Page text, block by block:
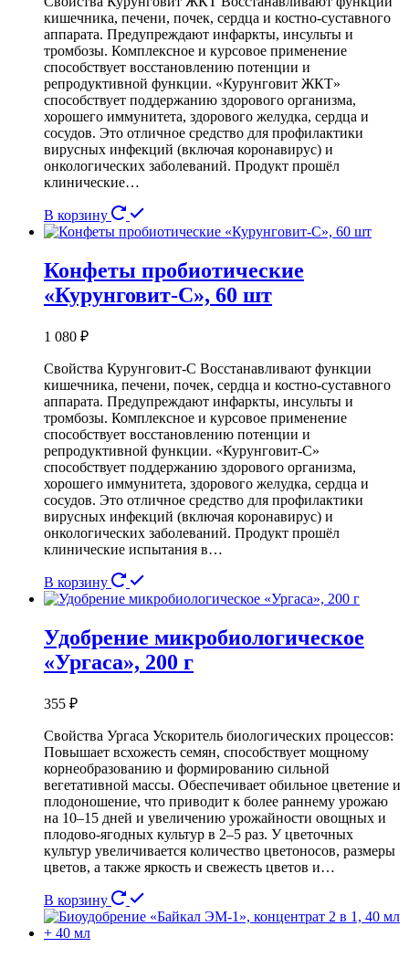
кишечника, печени, почек, сердца и костно-суставного
аппарата. Предупреждают инфаркты, инсульты и
тромбозы. Комплексное и курсовое применение
способствует восстановлению потенции и
репродуктивной функции. «Курунговит ЖКТ»
способствует поддержанию здорового организма,
хорошего иммунитета, здорового желудка, сердца и
сосудов. Это отличное средство для профилактики
вирусных инфекций (включая коронавирус) и
онкологических заболеваний. Продукт прошёл
клинические…
В корзину
Конфеты пробиотические
«Курунговит-С», 60 шт
1 080 ₽
Свойства Курунговит-С Восстанавливают функции
кишечника, печени, почек, сердца и костно-суставного
аппарата. Предупреждают инфаркты, инсульты и
тромбозы. Комплексное и курсовое применение
способствует восстановлению потенции и
репродуктивной функции. «Курунговит-С»
способствует поддержанию здорового организма,
хорошего иммунитета, здорового желудка, сердца и
сосудов. Это отличное средство для профилактики
вирусных инфекций (включая коронавирус) и
онкологических заболеваний. Продукт прошёл
клинические испытания в…
В корзину
Удобрение микробиологическое
«Ургаса», 200 г
355 ₽
Свойства Ургаса Ускоритель биологических процессов:
Повышает всхожесть семян, способствует мощному
корнеобразованию и формированию сильной
вегетативной массы. Обеспечивает обильное цветение и
плодоношение, что приводит к более раннему урожаю
на 10–15 дней и увеличению урожайности овощных и
плодово-ягодных культур в 2–5 раз. У цветочных
культур увеличивается количество цветоносов, размеры
цветов, а также яркость и свежесть цветов и…
В корзину